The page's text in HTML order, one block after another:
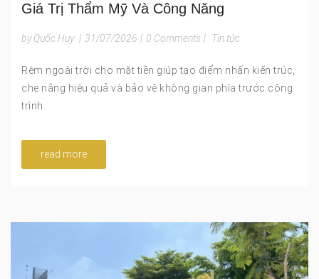
Giá Trị Thẩm Mỹ Và Công Năng
by Quốc Huy | 31/07/2026 | 0 Comments | Tin tức
Rèm ngoài trời cho mặt tiền giúp tạo điểm nhấn kiến trúc,
che nắng hiệu quả và bảo vệ không gian phía trước công
trình.
read more